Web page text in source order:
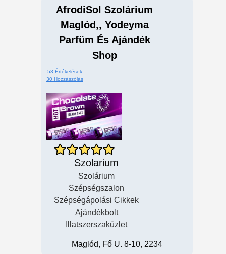
AfrodiSol Szolárium
Maglód,, Yodeyma
Parfüm És Ajándék
Shop
53 Értékelések
30 Hozzászólás
Szolarium
Szolárium
Szépségszalon
Szépségápolási Cikkek
Ajándékbolt
Illatszerszaküzlet
Maglód, Fő U. 8-10, 2234